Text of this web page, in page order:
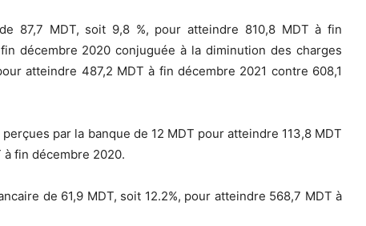
87,7 MDT, soit 9,8 %, pour atteindre 810,8 MDT à fin
décembre 2020 conjuguée à la diminution des charges
atteindre 487,2 MDT à fin décembre 2021 contre 608,1
par la banque de 12 MDT pour atteindre 113,8 MDT
à fin décembre 2020.
de 61,9 MDT, soit 12.2%, pour atteindre 568,7 MDT à